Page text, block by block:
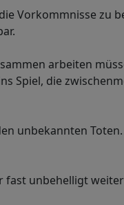
Vorkommnisse zu
arbeiten
Spiel, die
unbekannten
fast unbehelligt